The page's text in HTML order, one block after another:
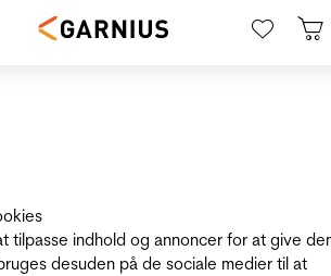
tilpasse indhold og annoncer for at give
desuden på de sociale medier til at